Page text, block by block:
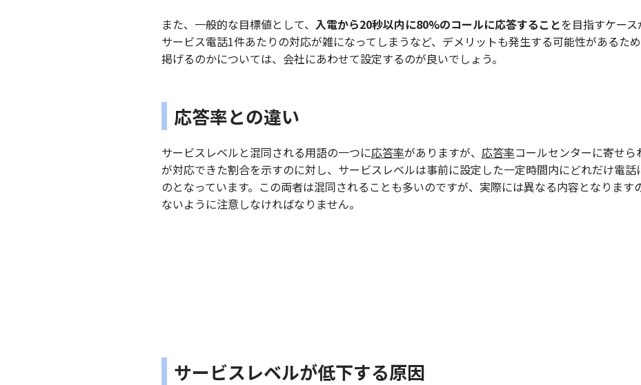
また、一般的な目標値として、 入電から20秒以内に80%のコールに応答することを目指すケース
サービス電話1件あたりの対応が雑になってしまうなど、デメリットも発生する可能性があるた
掲げるのかについては、会社にあわせて設定するのが良いでしょう。
応答率との違い
サービスレベルと混同される用語の一つに応答率がありますが、 応答率コールセンターに寄せ
が対応できた割合を示すのに対し、サービスレベルは事前に設定した一定時間内にどれだけ電話
のとなっています。この両者は混同されることも多いのですが、実際には異なる内容となります
ないように注意しなければなりません。
サービスレベルが低下する原因